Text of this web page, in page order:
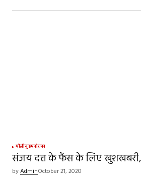
बॉलीवुडमनोरंजन
संजय दत्त के फैंस के लिए खुशखबरी,
byAdminOctober 21, 2020